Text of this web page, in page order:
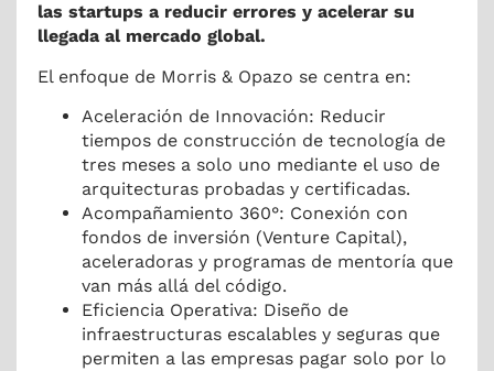
las startups a reducir errores y acelerar su
llegada al mercado global.
El enfoque de Morris & Opazo se centra en:
Aceleración de Innovación: Reducir
tiempos de construcción de tecnología de
tres meses a solo uno mediante el uso de
arquitecturas probadas y certificadas.
Acompañamiento 360°: Conexión con
fondos de inversión (Venture Capital),
aceleradoras y programas de mentoría que
van más allá del código.
Eficiencia Operativa: Diseño de
infraestructuras escalables y seguras que
permiten a las empresas pagar solo por lo